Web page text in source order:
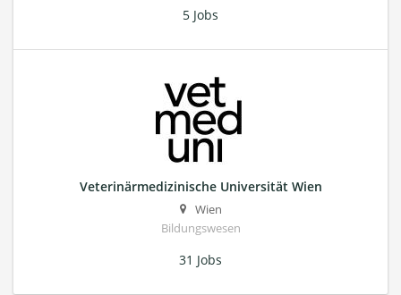
5 Jobs
Veterinärmedizinische Universität Wien
Wien
Bildungswesen
31 Jobs